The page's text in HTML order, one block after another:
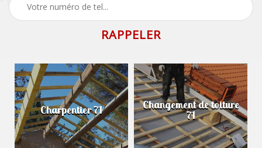
Charpentier 71 Changement de toiture
71